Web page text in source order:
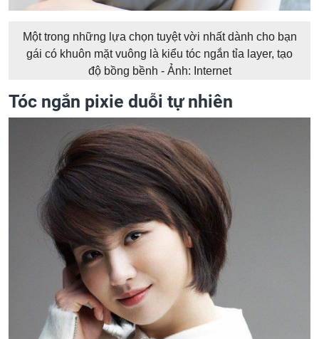
Một trong những lựa chọn tuyệt vời nhất dành cho bạn
gái có khuôn mặt vuông là kiểu tóc ngắn tỉa layer, tạo
độ bồng bềnh - Ảnh: Internet
Tóc ngắn pixie duỗi tự nhiên